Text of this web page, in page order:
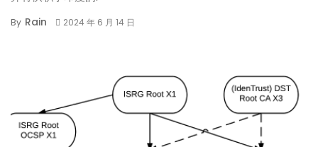
By Rain 2024 年 6 月 14 日